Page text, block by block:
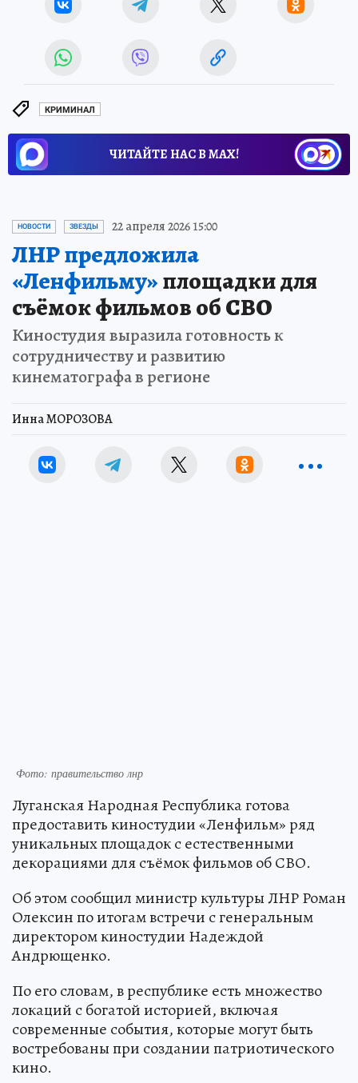
КРИМИНАЛ
ЧИТАЙТЕ НАС В МАХ!
НОВОСТИ ЗВЕЗДЫ 22 апреля 2026 15:00
ЛНР предложила
«Ленфильму»площадки для
съёмок фильмов об СВО
Киностудия выразила готовность к
сотрудничеству и развитию
кинематографа в регионе
Инна МОРОЗОВА
Фото: правительство лнр
Луганская Народная Республика готова
предоставить киностудии «Ленфильм» ряд
уникальных площадок с естественными
декорациями для съёмок фильмов об СВО.
Об этом сообщил министр культуры ЛНР Роман
Олексин по итогам встречи с генеральным
директором киностудии Надеждой
Андрющенко.
По его словам, в республике есть множество
локаций с богатой историей, включая
современные события, которые могут быть
востребованы при создании патриотического
кино.